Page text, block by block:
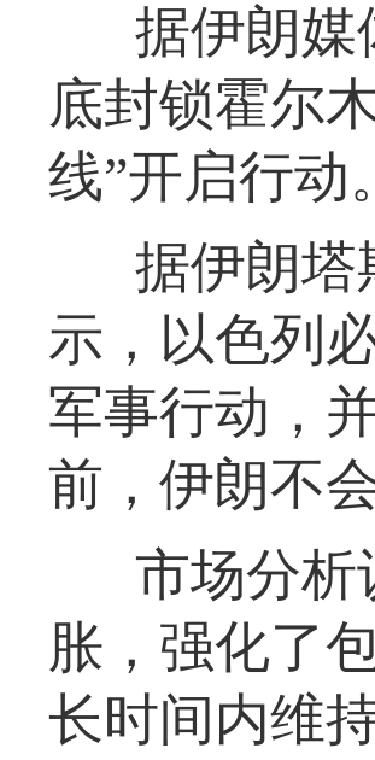
据伊朗媒
底封锁霍尔
线”开启行动。
据伊朗塔
示，以色列
军事行动，
前，伊朗不
市场分析
胀，强化了
长时间内维